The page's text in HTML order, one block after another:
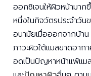
ออกซิเจนให้ผิวหน้ามา
หนึ่งในกิจวัตรประจำวั
อนามัยเมื่อออกจากบ้า
ภาวะผิวใต้แมสขาดอา
อดเป็นปัญหาหน้าแพ้แม